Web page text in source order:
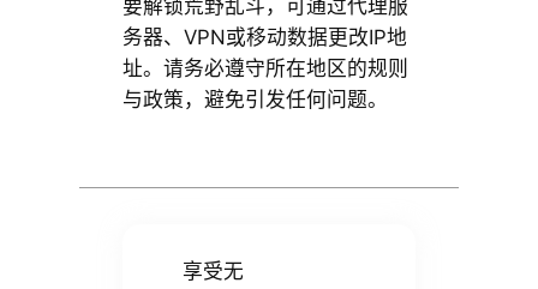
要解锁荒野乱斗，可通过代理服
务器、VPN或移动数据更改IP地
址。请务必遵守所在地区的规则
与政策，避免引发任何问题。
享受无